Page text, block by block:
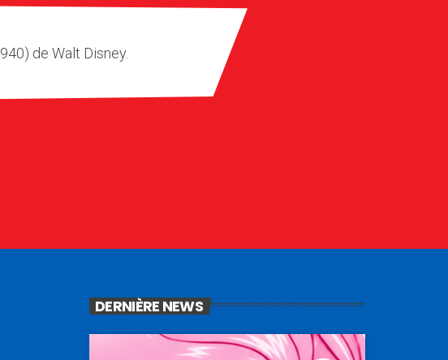
de Walt Disney.
DERNIÈRE NEWS